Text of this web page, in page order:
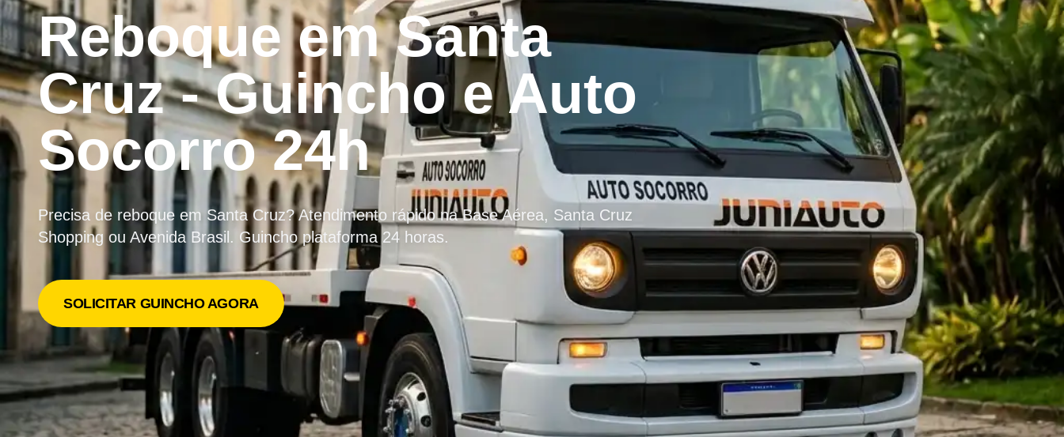
Reboque em Santa
Cruz - Guincho e Auto
Socorro 24h
Precisa de reboque em Santa Cruz? Atendimento rápido na Base Aérea, Santa Cruz
Shopping ou Avenida Brasil. Guincho plataforma 24 horas.
SOLICITAR GUINCHO AGORA